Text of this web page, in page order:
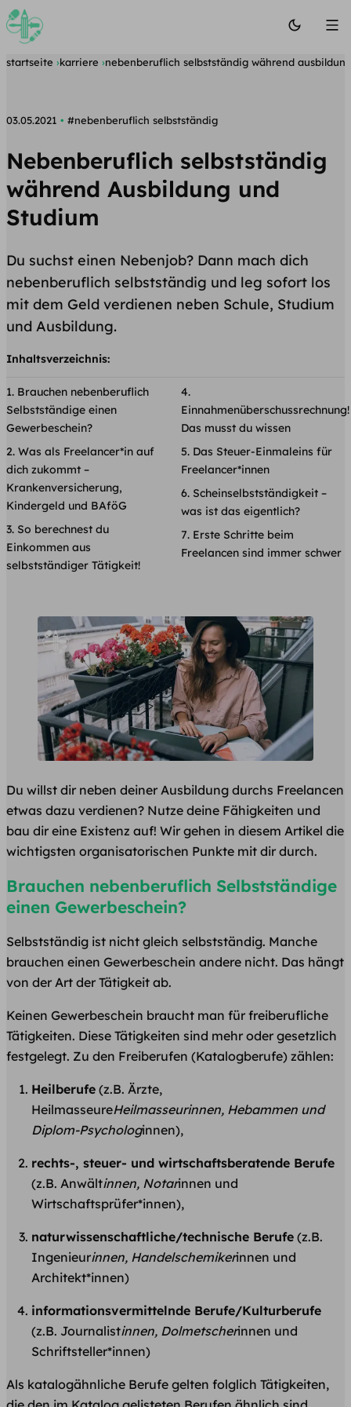
startseite karriere nebenberuflich selbstständig während
03.05.2021 #nebenberuflich selbstständig
Nebenberuflich selbstständig
während Ausbildung und
Studium
Du suchst einen Nebenjob? Dann mach dich
nebenberuflich selbstständig und leg sofort los
mit dem Geld verdienen neben Schule, Studium
und Ausbildung.
Inhaltsverzeichnis:
Brauchen nebenberuflich
Selbstständige einen
Gewerbeschein?
Was als Freelancer*in auf
dich zukommt –
Krankenversicherung,
Kindergeld und BAföG
So berechnest du
Einkommen aus
selbstständiger Tätigkeit!
Einnahmenüberschussrechnung!
Das musst du wissen
Das Steuer-Einmaleins für
Freelancer*innen
Scheinselbstständigkeit –
was ist das eigentlich?
Erste Schritte beim
Freelancen sind immer schwer
Du willst dir neben deiner Ausbildung durchs Freelancen
etwas dazu verdienen? Nutze deine Fähigkeiten und
bau dir eine Existenz auf! Wir gehen in diesem Artikel die
wichtigsten organisatorischen Punkte mit dir durch.
Brauchen nebenberuflich Selbstständige
einen Gewerbeschein?
Selbstständig ist nicht gleich selbstständig. Manche
brauchen einen Gewerbeschein andere nicht. Das hängt
von der Art der Tätigkeit ab.
Keinen Gewerbeschein braucht man für freiberufliche
Tätigkeiten. Diese Tätigkeiten sind mehr oder gesetzlich
festgelegt. Zu den Freiberufen (Katalogberufe) zählen:
Heilberufe (z.B. Ärzte,
HeilmasseureHeilmasseurinnen, Hebammen und
Diplom-Psychologinnen),
rechts-, steuer- und wirtschaftsberatende Berufe
(z.B. Anwältinnen, Notarinnen und
Wirtschaftsprüfer*innen),
naturwissenschaftliche/technische Berufe (z.B.
Ingenieurinnen, Handelschemikerinnen und
Architekt*innen)
informationsvermittelnde Berufe/Kulturberufe
(z.B. Journalistinnen, Dolmetscherinnen und
Schriftsteller*innen)
Als katalogähnliche Berufe gelten folglich Tätigkeiten,